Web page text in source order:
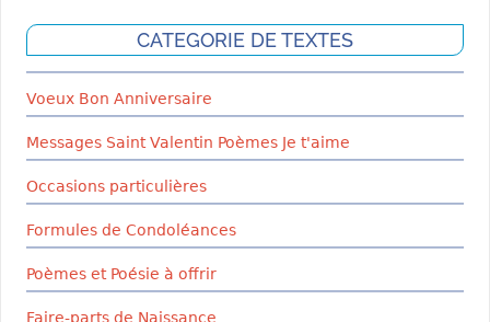
CATEGORIE DE TEXTES
Voeux Bon Anniversaire
Messages Saint Valentin Poèmes Je t'aime
Occasions particulières
Formules de Condoléances
Poèmes et Poésie à offrir
Faire-parts de Naissance